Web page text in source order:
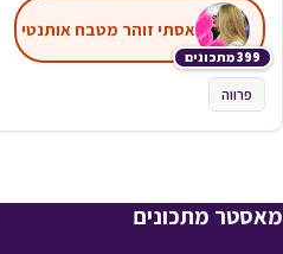
399 מתכונים
אסתי זוהר מטבח אותנטי
פרווה
מאסטר מתכונים